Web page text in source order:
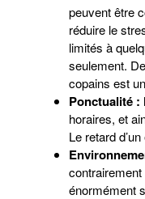
peuvent être
réduire le
limités à
seulement.
copains est
Ponctualité :
horaires, et
Le retard
énormément